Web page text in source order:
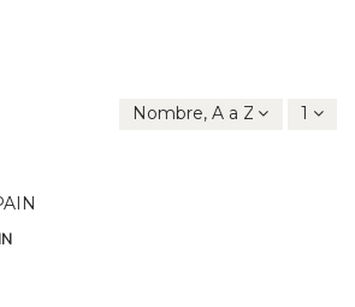
Nombre, A a Z 1